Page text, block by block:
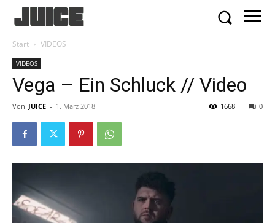
Start VIDEOS
VIDEOS
Vega – Ein Schluck // Video
Von JUICE - 1. März 2018 0
1668